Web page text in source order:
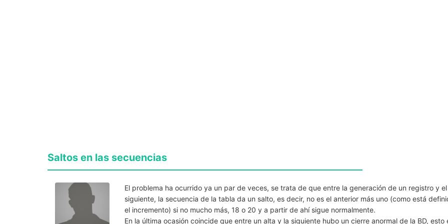
Saltos en las secuencias
El problema ha ocurrido ya un par de veces, se trata de que entre la generación de un registro y el
siguiente, la secuencia de la tabla da un salto, es decir, no es el anterior más uno (como está
el incremento) si no mucho más, 18 o 20 y a partir de ahí sigue normalmente.
En la última ocasión coincide que entre un alta y la siguiente hubo un cierre anormal de la BD, esto